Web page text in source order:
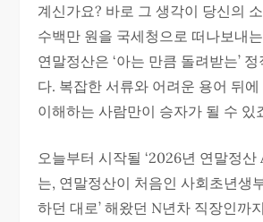
계신가요? 바로 그 생각이 당신의
수백만 원을 국세청으로 떠나보내
연말정산은 ‘아는 만큼 돌려받는’
다. 복잡한 서류와 어려운 용어 뒤
이해하는 사람만이 승자가 될 수 있
오늘부터 시작될 ‘2026년 연말정산
는, 연말정산이 처음인 사회초년생
하던 대로’ 해왔던 N년차 직장인까